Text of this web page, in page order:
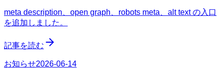
meta description、open graph、robots meta、alt text の入口
を追加しました。
記事を読む
お知らせ2026-06-14